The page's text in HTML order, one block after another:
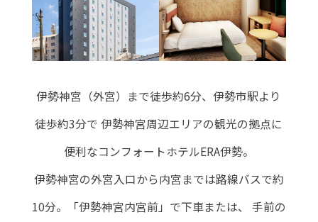
伊勢神宮（外宮）まで徒歩約6分、伊勢市駅より
徒歩約3分で 伊勢神宮周辺エリアの観光の拠点に
便利なコンフォートホテルERA伊勢。
伊勢神宮の外宮入口から内宮までは路線バスで約
10分。「伊勢神宮内宮前」で下車または、
手前の